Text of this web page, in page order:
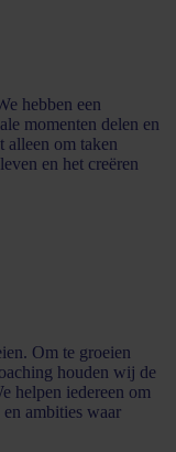
hebben een
momenten delen en
alleen om taken
en het creëren
Om te groeien
houden wij de
helpen iedereen om
ambities waar